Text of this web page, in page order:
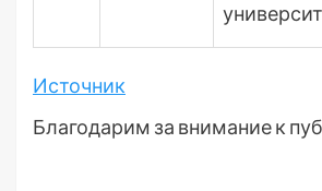
Источник
Благодарим за внимание к